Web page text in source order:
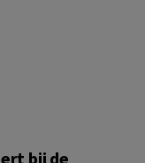
bij de